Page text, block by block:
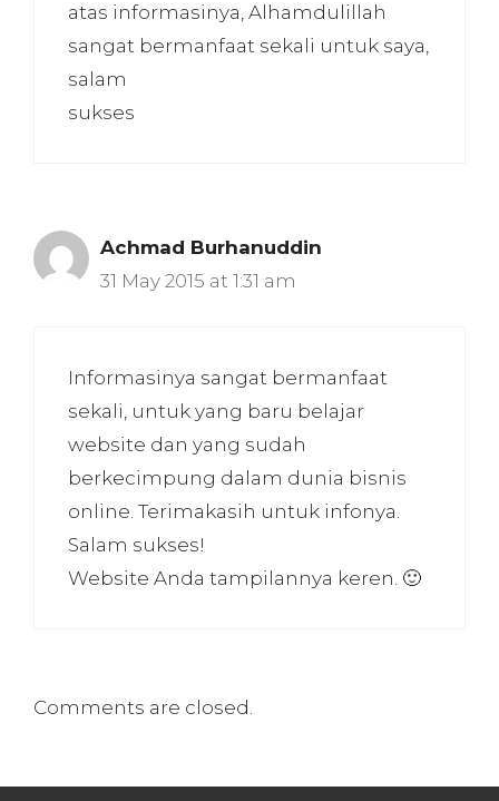
atas informasinya, Alhamdulillah
sangat bermanfaat sekali untuk saya,
salam
sukses
Achmad Burhanuddin
31 May 2015 at 1:31 am
Informasinya sangat bermanfaat
sekali, untuk yang baru belajar
website dan yang sudah
berkecimpung dalam dunia bisnis
online. Terimakasih untuk infonya.
Salam sukses!
Website Anda tampilannya keren. 🙂
Comments are closed.